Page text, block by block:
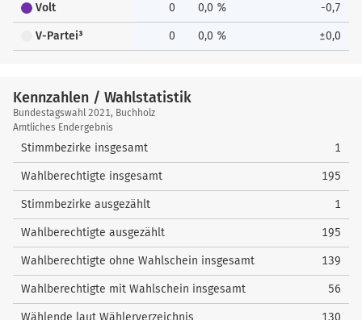
Volt 0 0,0 % -0,7
V-Partei³ 0 0,0 % ±0,0
Kennzahlen / Wahlstatistik
Kennzahlen
/
Wahlstatistik
Bundestagswahl 2021, Buchholz
Amtliches Endergebnis
Stimmbezirke insgesamt 1
Wahlberechtigte insgesamt 195
Stimmbezirke ausgezählt 1
Wahlberechtigte ausgezählt 195
Wahlberechtigte ohne Wahlschein insgesamt 139
Wahlberechtigte mit Wahlschein insgesamt 56
Wählende laut Wählerverzeichnis 130